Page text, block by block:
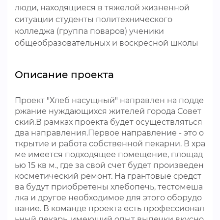
люди, находящиеся в тяжелой жизненной
ситуации студенты политехнического
колледжа (группа поваров) ученики
общеобразовательных и воскресной школы
Описание проекта
Проект "Хлеб насущный" направлен на подде
ржание нуждающихся жителей города Совет
ский.В рамках проекта будет осуществляться
два направления.Первое направление - это о
ткрытие и работа собственной пекарни. В хра
ме имеется подходящее помещение, площад
ью 15 кв м., где за свой счет будет произведен
косметический ремонт. На грантовые средст
ва будут приобретены хлебопечь, тестомеша
лка и другое необходимое для этого оборудо
вание. В команде проекта есть профессионал